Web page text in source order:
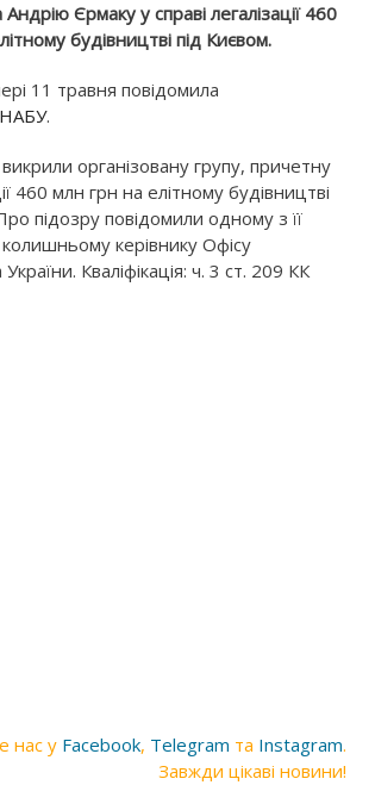
Єрмаку у справі легалізації 460
будівництві під Києвом.
11 травня повідомила
НАБУ.
організовану групу, причетну
460 млн грн на елітному будівництві
підозру повідомили одному з її
керівнику Офісу
Кваліфікація: ч. 3 ст. 209 КК
нас у Facebook, Telegram та Instagram.
Завжди цікаві новини!